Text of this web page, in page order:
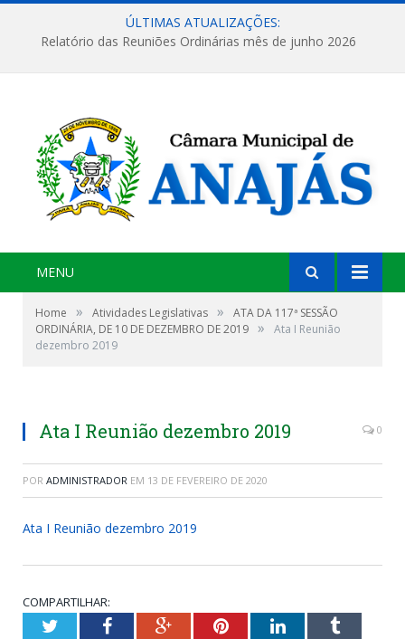
ÚLTIMAS ATUALIZAÇÕES:
Relatório das Reuniões Ordinárias mês de junho 2026
MENU
Home » Atividades Legislativas »
ATA DA 117ª SESSÃO
ORDINÁRIA, DE 10 DE DEZEMBRO DE 2019 »
Ata I Reunião
dezembro 2019
Ata I Reunião dezembro 2019 0
POR ADMINISTRADOR EM 13 DE FEVEREIRO DE 2020
Ata I Reunião dezembro 2019
COMPARTILHAR:
TwitterFacebookGoogle+PinterestLinkedInTumblr